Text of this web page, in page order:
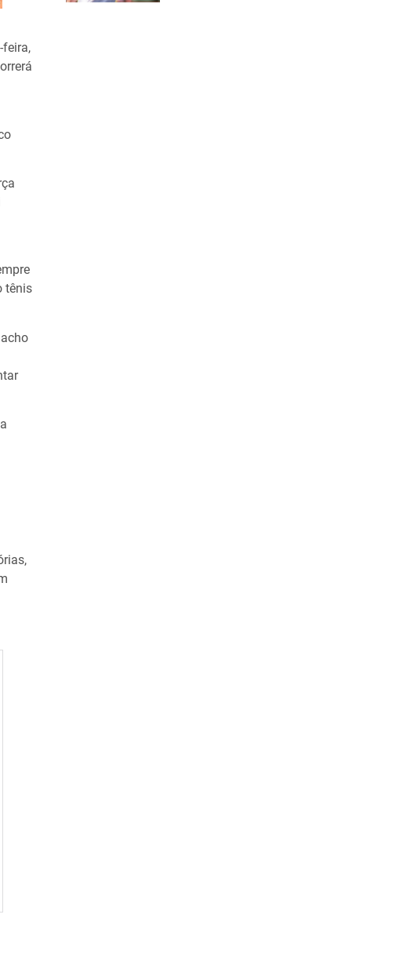
feira,
tênis